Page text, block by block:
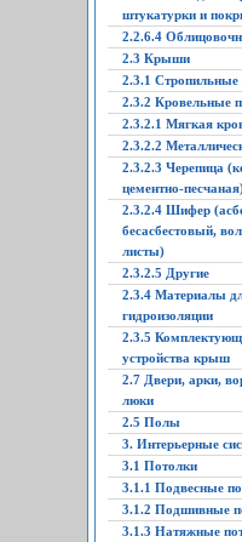
штукатурки и
2.2.6.4
2.3 Крыши
2.3.1 Стропильные
2.3.2 Кровельные
2.3.2.1 Мягкая
2.3.2.2
2.3.2.3 Черепица
цементно-
2.3.2.4 Шифер
бесасбестовый,
листы)
2.3.2.5 Другие
2.3.4 Материалы
гидроизоляции
2.3.5
устройства крыш
2.7 Двери, арки,
люки
2.5 Полы
3. Интерьерные
3.1 Потолки
3.1.1 Подвесные
3.1.2 Подшивные
3.1.3 Натяжные